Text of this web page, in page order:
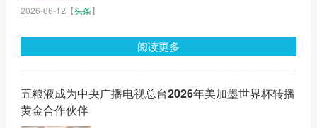
2026-06-12 【头条】
阅读更多
五粮液成为中央广播电视总台2026年美加墨世界杯转播
黄金合作伙伴